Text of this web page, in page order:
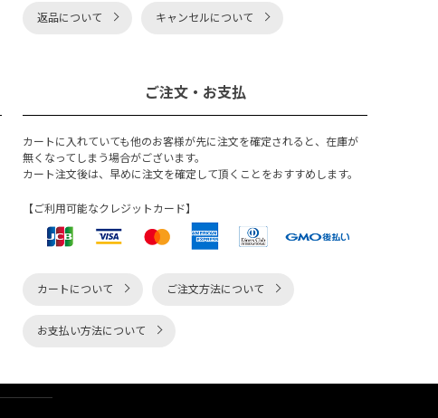
返品について キャンセルについて
ご注文・お支払
カートに入れていても他のお客様が先に注文を確定されると、在庫が
無くなってしまう場合がございます。
カート注文後は、早めに注文を確定して頂くことをおすすめします。
【ご利用可能なクレジットカード】
カートについて ご注文方法について
お支払い方法について